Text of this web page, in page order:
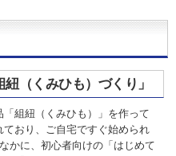
（くみひも）づくり」
組紐（くみひも）」を作って
おり、ご自宅ですぐ始められ
かに、初心者向けの「はじめて